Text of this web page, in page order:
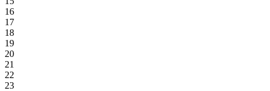
16
17
18
19
20
21
22
23